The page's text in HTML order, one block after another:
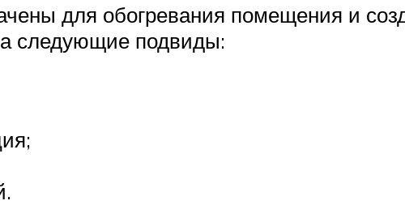
для обогревания помещения и
следующие подвиды: